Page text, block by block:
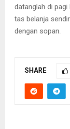
datanglah di
tas belanja
dengan sopan.
SHARE